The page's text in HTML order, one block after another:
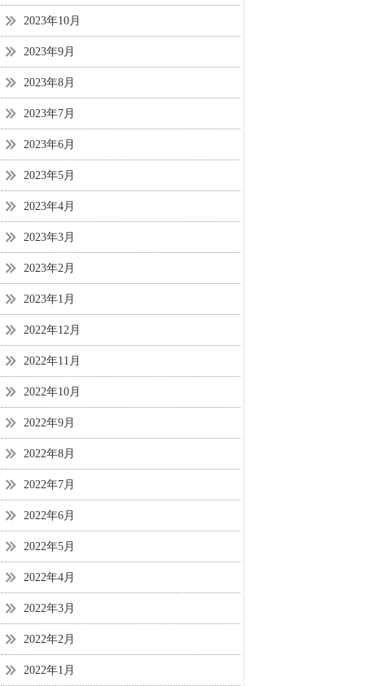
2023年10月
2023年9月
2023年8月
2023年7月
2023年6月
2023年5月
2023年4月
2023年3月
2023年2月
2023年1月
2022年12月
2022年11月
2022年10月
2022年9月
2022年8月
2022年7月
2022年6月
2022年5月
2022年4月
2022年3月
2022年2月
2022年1月